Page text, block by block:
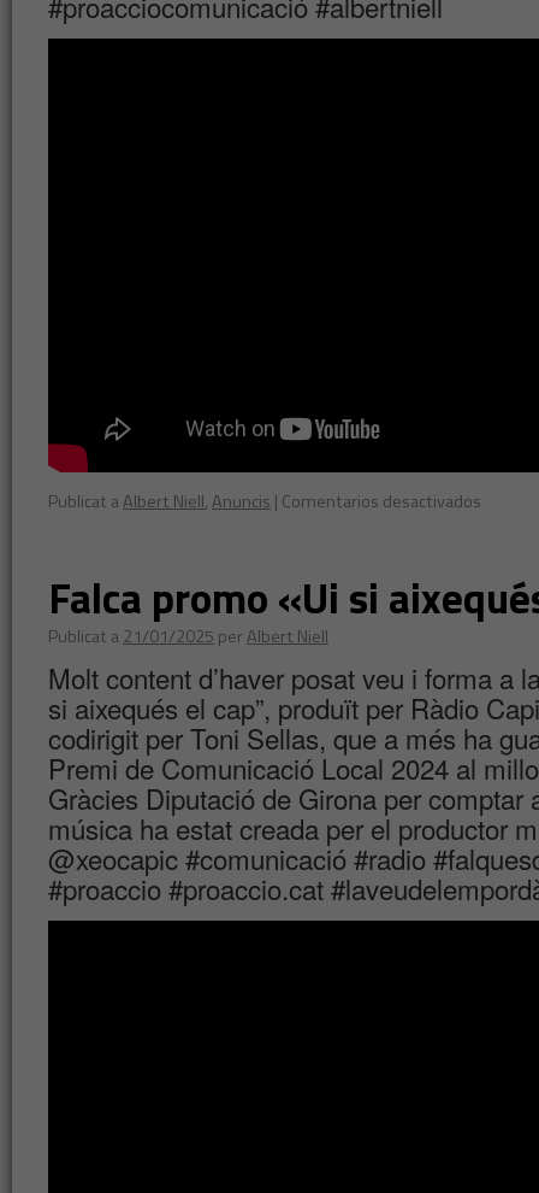
Publicat aAlbert Niell,Anuncis | Comentarios desactivados
Falca promo «Ui si
Publicat a21/01/2025 perAlbert Niell
Molt content d’haver posat veu i forma a
si aixequés el cap”, produït per Ràdio
codirigit per Toni Sellas, que a més ha
Premi de Comunicació Local 2024 al
Gràcies Diputació de Girona per comptar
música ha estat creada per el productor
@xeocapic #comunicació #radio
#proaccio #proaccio.cat